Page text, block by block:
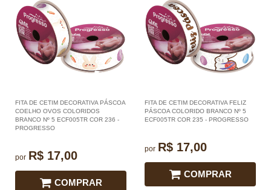
FITA DE CETIM DECORATIVA PÁSCOA
COELHO OVOS COLORIDOS
BRANCO Nº 5 ECF005TR COR 236 -
PROGRESSO
por R$ 17,00
COMPRAR
FITA DE CETIM DECORATIVA FELIZ
PÁSCOA COLORIDO BRANCO Nº 5
ECF005TR COR 235 - PROGRESSO
por R$ 17,00
COMPRAR